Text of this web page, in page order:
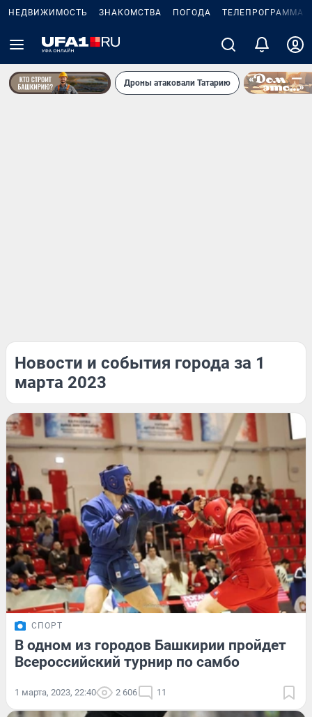
НЕДВИЖИМОСТЬ ЗНАКОМСТВА ПОГОДА ТЕЛЕПРОГРАММА
Дроны атаковали Татарию
Новости и события города за 1
марта 2023
СПОРТ
В одном из городов Башкирии пройдет
Всероссийский турнир по самбо
1 марта, 2023, 22:40 2 606 11